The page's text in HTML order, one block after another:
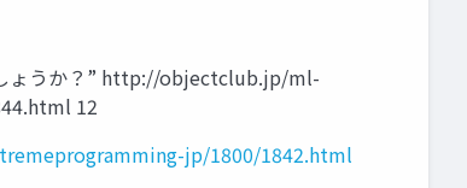
ょうか？” http://objectclub.jp/ml-
12
jp/1800/1842.html